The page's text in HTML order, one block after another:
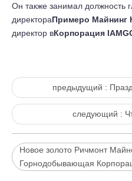
Он также занимал должность
директораПримеро Майнинг
директор вКорпорация
предыдущий :
следующий :
Новое золото Ричмонт
Горнодобывающая